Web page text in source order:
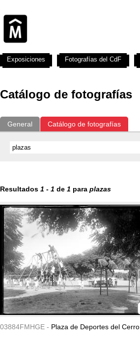
Catálogo de fotografías
General Catálogo de fotografías
Resultados 1 - 1 de 1 para plazas
03884FMHGE - Plaza de Deportes del Cerro.
Exposiciones Fotografías del CdF